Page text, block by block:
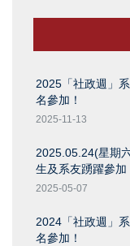
2025「社政週」
名參加！
2025-11-13
2025.05.24(星期
生及系友踴躍參加
2025-05-07
2024「社政週」
名參加！